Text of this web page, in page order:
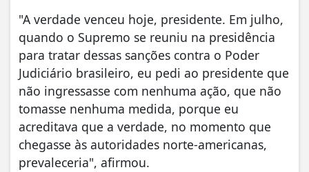
"A verdade venceu hoje, presidente. Em julho,
quando o Supremo se reuniu na presidência
para tratar dessas sanções contra o Poder
Judiciário brasileiro, eu pedi ao presidente que
não ingressasse com nenhuma ação, que não
tomasse nenhuma medida, porque eu
acreditava que a verdade, no momento que
chegasse às autoridades norte-americanas,
prevaleceria", afirmou.